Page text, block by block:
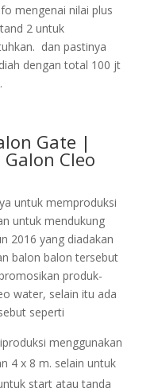
mengenai nilai plus
2 untuk
dan pastinya
dengan total 100 jt
Gate |
Cleo
untuk memproduksi
untuk mendukung
2016 yang diadakan
balon balon tersebut
produk-
water, selain itu ada
seperti
menggunakan
4 x 8 m. selain untuk
start atau tanda